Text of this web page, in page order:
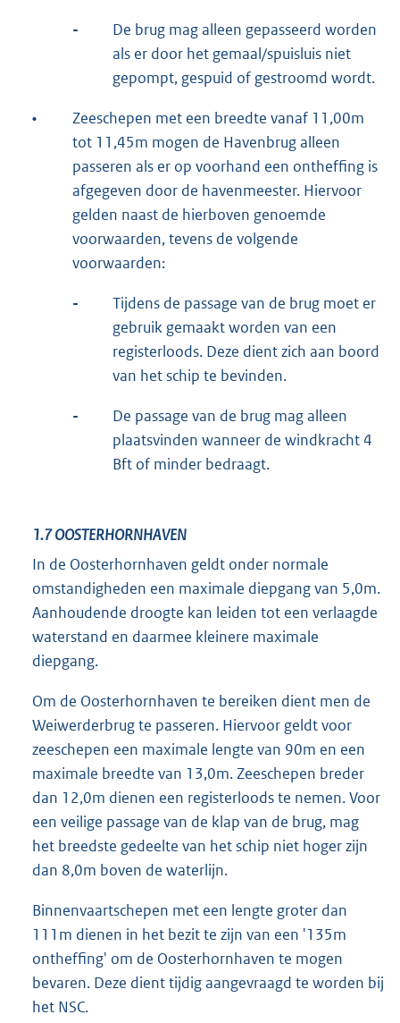
-
De brug mag alleen gepasseerd worden
als er door het gemaal/spuisluis niet
gepompt, gespuid of gestroomd wordt.
•
Zeeschepen met een breedte vanaf 11,00m
tot 11,45m mogen de Havenbrug alleen
passeren als er op voorhand een ontheffing is
afgegeven door de havenmeester. Hiervoor
gelden naast de hierboven genoemde
voorwaarden, tevens de volgende
voorwaarden:
-
Tijdens de passage van de brug moet er
gebruik gemaakt worden van een
registerloods. Deze dient zich aan boord
van het schip te bevinden.
-
De passage van de brug mag alleen
plaatsvinden wanneer de windkracht 4
Bft of minder bedraagt.
1.7OOSTERHORNHAVEN
In de Oosterhornhaven geldt onder normale
omstandigheden een maximale diepgang van 5,0m.
Aanhoudende droogte kan leiden tot een verlaagde
waterstand en daarmee kleinere maximale
diepgang.
Om de Oosterhornhaven te bereiken dient men de
Weiwerderbrug te passeren. Hiervoor geldt voor
zeeschepen een maximale lengte van 90m en een
maximale breedte van 13,0m. Zeeschepen breder
dan 12,0m dienen een registerloods te nemen. Voor
een veilige passage van de klap van de brug, mag
het breedste gedeelte van het schip niet hoger zijn
dan 8,0m boven de waterlijn.
Binnenvaartschepen met een lengte groter dan
111m dienen in het bezit te zijn van een '135m
ontheffing' om de Oosterhornhaven te mogen
bevaren. Deze dient tijdig aangevraagd te worden bij
het NSC.